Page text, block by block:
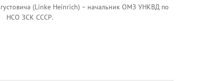
(Linke Heinrich) – начальник ОМЗ УНКВД по
НСО ЗСК СССР.